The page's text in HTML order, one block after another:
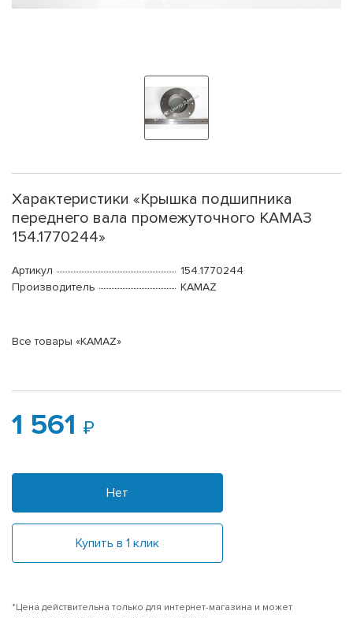
Характеристики «Крышка подшипника
переднего вала промежуточного КАМАЗ
154.1770244»
Артикул
154.1770244
Производитель
KAMAZ
Все товары «KAMAZ»
1 561
Нет
Купить в 1 клик
*Цена действительна только для интернет-магазина и может